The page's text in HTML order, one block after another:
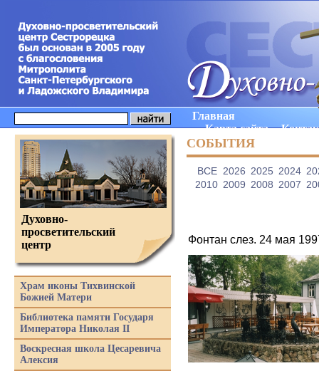
Главная
Карта сайта
СОБЫТИЯ
ВCE 2026 2025 2024
2010 2009 2008 2007
Фонтан слез. 24 мая
Духовно-
просветительский
центр
Храм иконы Тихвинской
Божией Матери
Библиотека памяти Государя
Императора Николая II
Воскресная школа Цесаревича
Алексия